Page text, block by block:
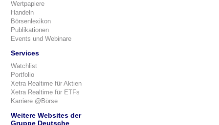
Wertpapiere
Handeln
Börsenlexikon
Publikationen
Events und Webinare
Services
Watchlist
Portfolio
Xetra Realtime für Aktien
Xetra Realtime für ETFs
Karriere @Börse
Weitere Websites der
Gruppe Deutsche